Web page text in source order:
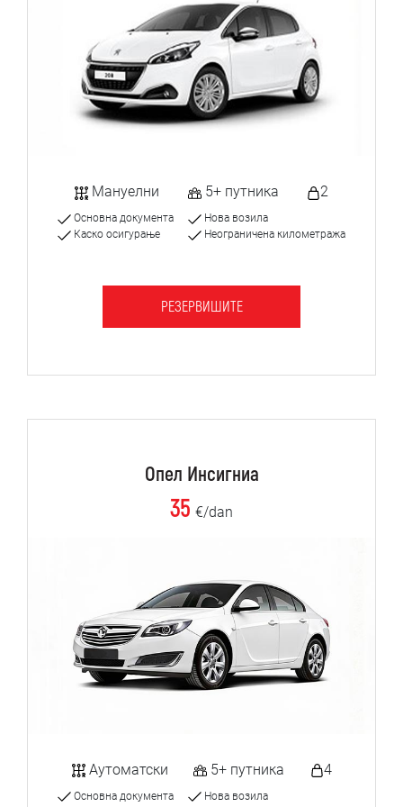
Мануелни 5+ путника 2
Основна документа
Каско осигурање
Нова возила
Неограничена километража
РЕЗЕРВИШИТЕ
Опел Инсигниа
35 €/dan
Аутоматски 5+ путника 4
Основна документа
Нова возила